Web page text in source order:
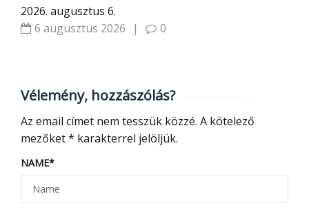
2026. augusztus 6.
6 augusztus 2026
| 0
Vélemény, hozzászólás?
Az email címet nem tesszük közzé. A kötelező
mezőket* karakterrel jelöljük.
NAME*